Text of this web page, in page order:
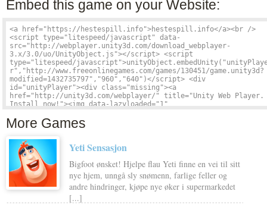
Embed this game on your Website:
More Games
Yeti Sensasjon
Bigfoot ønsket! Hjelpe flau Yeti finne en vei til sitt
nye hjem, unngå sly snømenn, farlige feller og
andre hindringer, kjøpe nye øker i supermarkedet
[...]